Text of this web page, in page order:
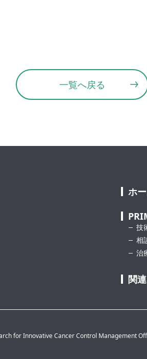
一覧へ戻る
ホ
技
相
治
関
for Innovative Cancer Control Management